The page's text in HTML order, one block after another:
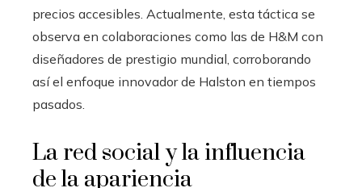
precios accesibles. Actualmente, esta táctica se
observa en colaboraciones como las de H&M con
diseñadores de prestigio mundial, corroborando
así el enfoque innovador de Halston en tiempos
pasados.
La red social y la influencia
de la apariencia